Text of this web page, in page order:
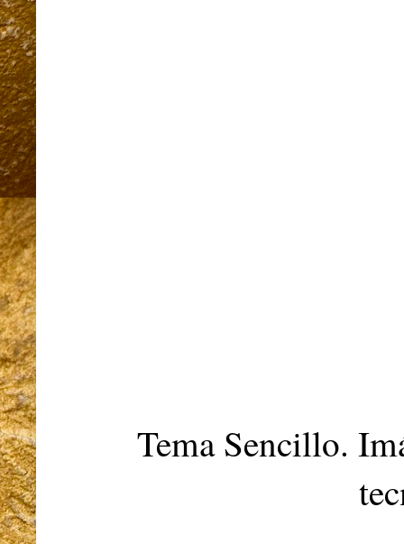
Tema Sencillo.